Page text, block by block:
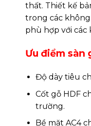
thất. Thiết kế
trong các không
phù hợp với các
Ưu điểm sàn
Độ dày tiêu
Cốt gỗ HDF
trường.
Bề mặt AC4